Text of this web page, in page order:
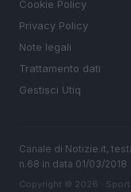
Cookie Policy
Privacy Policy
Note legali
Trattamento dati
Gestisci Utiq
Canale di Notizie.it,
n.68 in data 01/03/2018
Copyright © 2026 ·